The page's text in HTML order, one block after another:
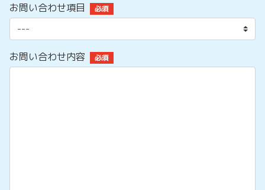
お問い合わせ項目 必須
お問い合わせ内容 必須